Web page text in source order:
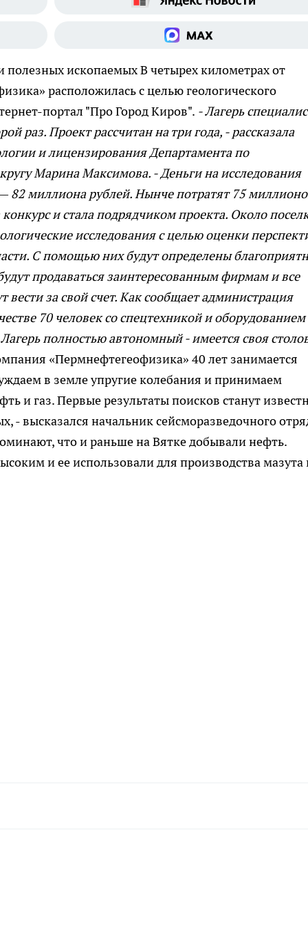
полезных ископаемыхВ четырех километрах от
расположилась с целью геологического
портал "Про Город Киров". - Лагерь
раз. Проект рассчитан на три года, - рассказала
и лицензирования Департамента по
Марина Максимова. - Деньги на исследования
82 миллиона рублей. Нынче потратят 75
и стала подрядчиком проекта. Около
исследования с целью оценки
С помощью них будут определены
продаваться заинтересованным фирмам и все
за свой счет. Как сообщает администрация
70 человек со спецтехникой и оборудованием
полностью автономный - имеется своя
«Пермнефтегеофизика» 40 лет занимается
в земле упругие колебания и принимаем
и газ. Первые результаты поисков станут
- высказался начальник сейсморазведочного
что и раньше на Вятке добывали нефть.
и ее использовали для производства мазута